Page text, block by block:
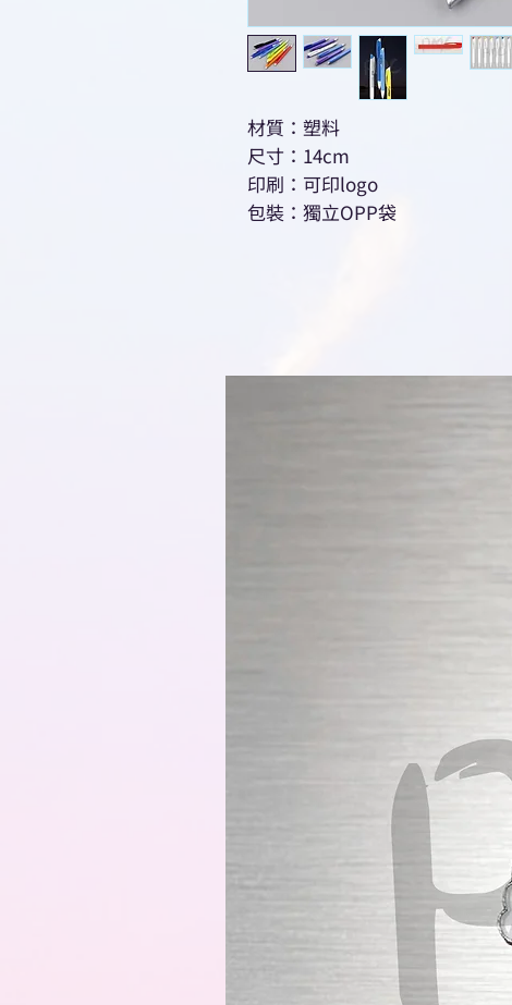
材質：塑料
尺寸：14cm
印刷：可印logo
包裝：獨立OPP袋